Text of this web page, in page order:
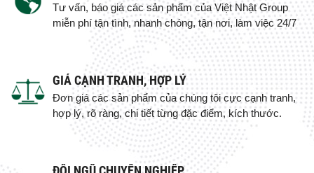
Tư vấn, báo giá các sản phẩm của Việt Nhật Group
miễn phí tận tình, nhanh chóng, tận nơi, làm việc 24/7
GIÁ CẠNH TRANH, HỢP LÝ
Đơn giá các sản phẩm của chúng tôi cực cạnh tranh,
hợp lý, rõ ràng, chi tiết từng đặc điểm, kích thước.